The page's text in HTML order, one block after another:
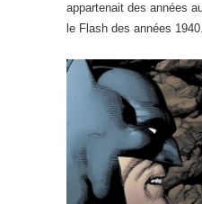
appartenait des années
le Flash des années 1940.